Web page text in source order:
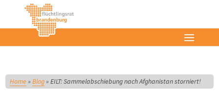
Home»Blog»EILT: Sammelabschiebung nach Afghanistan storniert!